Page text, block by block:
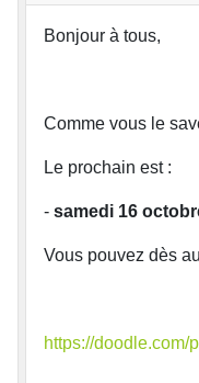
Bonjour à tous,
Comme vous le
Le prochain est :
- samedi 16
Vous pouvez dès
https://